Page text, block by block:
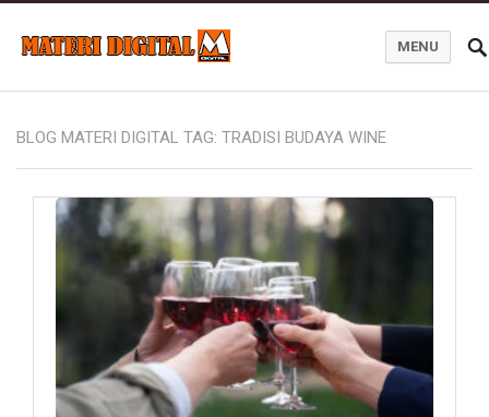
MENU
BLOG MATERI DIGITAL TAG: TRADISI BUDAYA WINE